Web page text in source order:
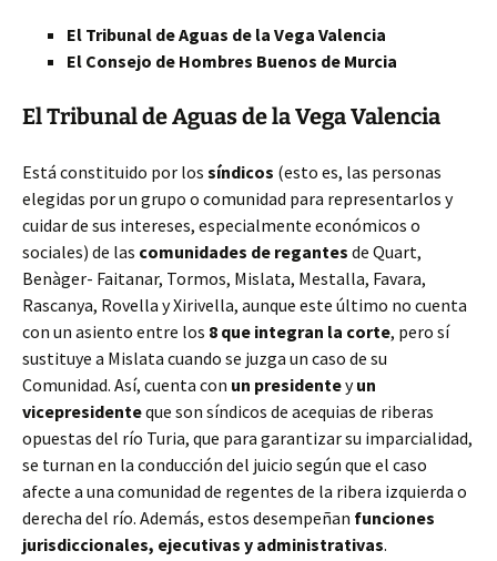
El Tribunal de Aguas de la Vega Valencia
El Consejo de Hombres Buenos de Murcia
El Tribunal de Aguas de la Vega Valencia
Está constituido por los síndicos (esto es, las personas
elegidas por un grupo o comunidad para representarlos y
cuidar de sus intereses, especialmente económicos o
sociales) de las comunidades de regantes de Quart,
Benàger- Faitanar, Tormos, Mislata, Mestalla, Favara,
Rascanya, Rovella y Xirivella, aunque este último no cuenta
con un asiento entre los 8 que integran la corte, pero sí
sustituye a Mislata cuando se juzga un caso de su
Comunidad. Así, cuenta con un presidenteyun
vicepresidenteque son síndicos de acequias de riberas
opuestas del río Turia, que para garantizar su imparcialidad,
se turnan en la conducción del juicio según que el caso
afecte a una comunidad de regentes de la ribera izquierda o
derecha del río. Además, estos desempeñan funciones
jurisdiccionales, ejecutivas y administrativas.